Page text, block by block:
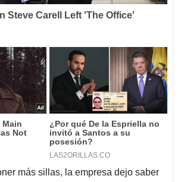
más sillas, la empresa dejo saber